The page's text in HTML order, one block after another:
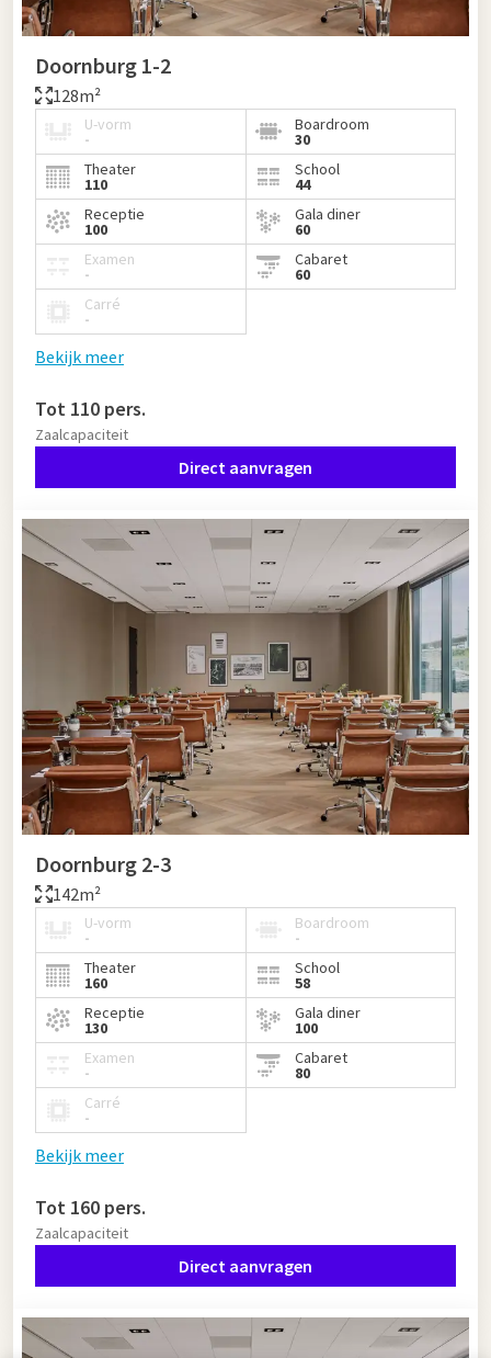
Doornburg 1-2
128m²
U-vorm
-
Boardroom
30
Theater
110
School
44
Receptie
100
Gala diner
60
Examen
-
Cabaret
60
Carré
-
Bekijk meer
Tot 110 pers.
Zaalcapaciteit
Direct aanvragen
Doornburg 2-3
142m²
U-vorm
-
Boardroom
-
Theater
160
School
58
Receptie
130
Gala diner
100
Examen
-
Cabaret
80
Carré
-
Bekijk meer
Tot 160 pers.
Zaalcapaciteit
Direct aanvragen